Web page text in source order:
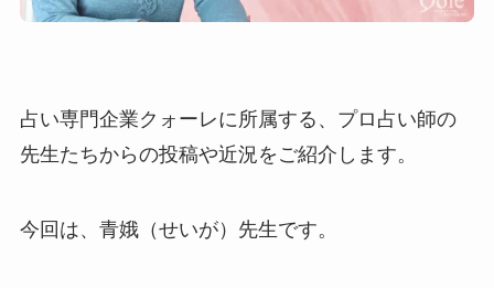
占い専門企業クォーレに所属する、プロ占い師の
先生たちからの投稿や近況をご紹介します。
今回は、青娥（せいが）先生です。